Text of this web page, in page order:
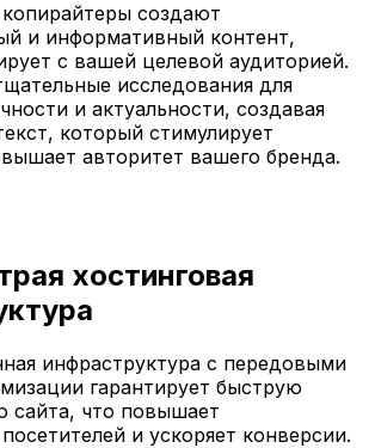
создают
и информативный контент,
с вашей целевой аудиторией.
исследования для
и актуальности, создавая
который стимулирует
авторитет вашего бренда.
хостинговая
инфраструктура с передовыми
гарантирует быструю
сайта, что повышает
и ускоряет конверсии.